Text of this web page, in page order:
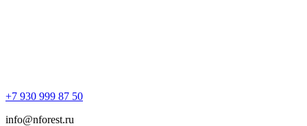
+7 930 999 87 50
info@nforest.ru